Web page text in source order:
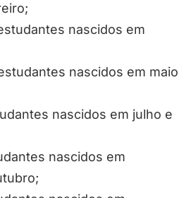
nascidos em
nascidos em maio
nascidos em julho e
nascidos em